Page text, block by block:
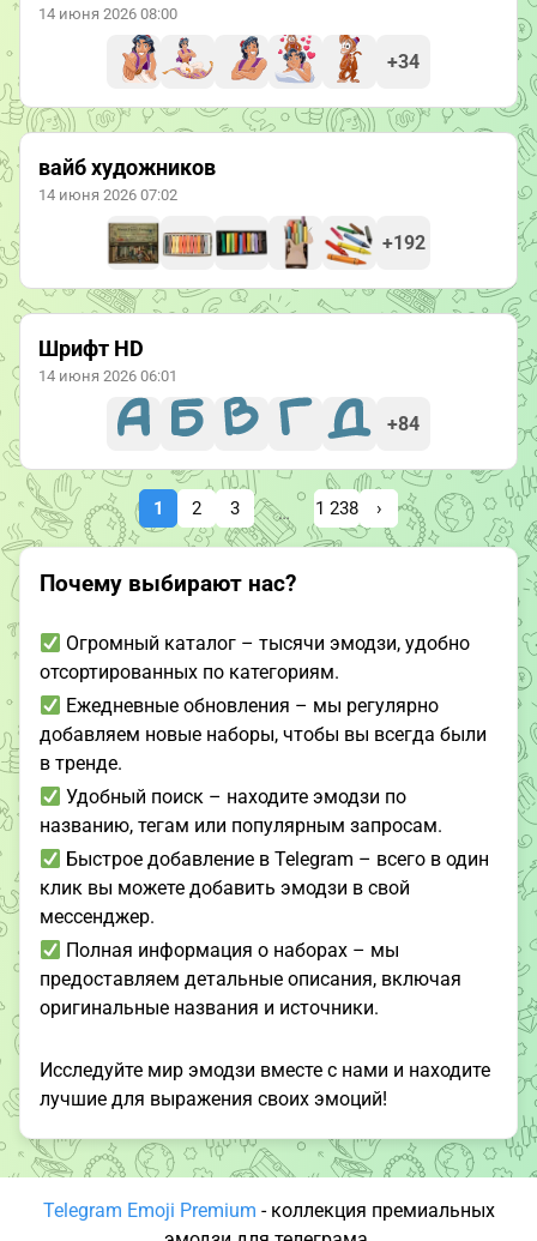
14 июня 2026 08:00
+34
вайб художников
14 июня 2026 07:02
+192
Шрифт HD
14 июня 2026 06:01
+84
1 2 3 … 1 238 ›
Почему выбирают нас?
Огромный каталог – тысячи эмодзи, удобно
отсортированных по категориям.
Ежедневные обновления – мы регулярно
добавляем новые наборы, чтобы вы всегда были
в тренде.
Удобный поиск – находите эмодзи по
названию, тегам или популярным запросам.
Быстрое добавление в Telegram – всего в один
клик вы можете добавить эмодзи в свой
мессенджер.
Полная информация о наборах – мы
предоставляем детальные описания, включая
оригинальные названия и источники.
Исследуйте мир эмодзи вместе с нами и находите
лучшие для выражения своих эмоций!
Telegram Emoji Premium - коллекция премиальных